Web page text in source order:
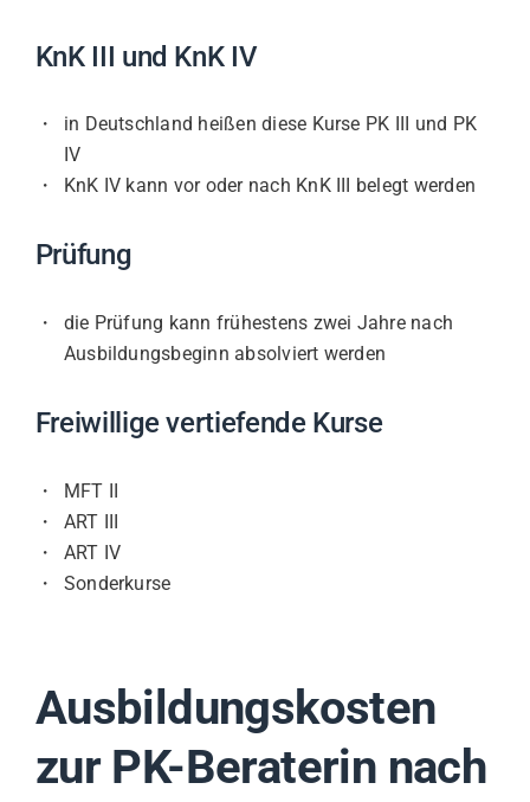
KnK III und KnK IV
in Deutschland heißen diese Kurse PK III und PK
IV
KnK IV kann vor oder nach KnK III belegt werden
Prüfung
die Prüfung kann frühestens zwei Jahre nach
Ausbildungsbeginn absolviert werden
Freiwillige vertiefende Kurse
MFT II
ART III
ART IV
Sonderkurse
Ausbildungskosten
zur PK-Beraterin nach